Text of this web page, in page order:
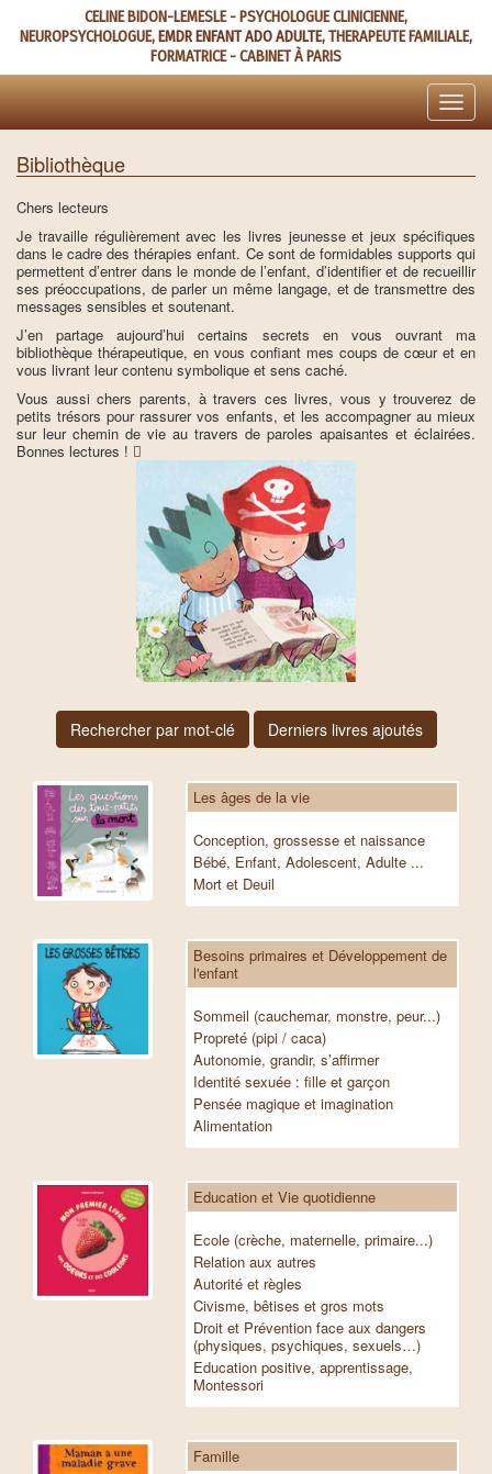
contenu
CELINE BIDON-LEMESLE - PSYCHOLOGUE CLINICIENNE,
NEUROPSYCHOLOGUE,EMDR ENFANT ADO ADULTE, THERAPEUTE FAMILIALE,
FORMATRICE - CABINET À PARIS
Toggle
Bibliothèque
Chers lecteurs
Je travaille régulièrement avec les livres jeunesse et jeux spécifiques
dans le cadre des thérapies enfant. Ce sont de formidables supports qui
permettent d’entrer dans le monde de l’enfant, d’identifier et de recueillir
ses préoccupations, de parler un même langage, et de transmettre des
messages sensibles et soutenant.
J’en partage aujourd’hui certains secrets en vous ouvrant ma
bibliothèque thérapeutique, en vous confiant mes coups de cœur et en
vous livrant leur contenu symbolique et sens caché.
Vous aussi chers parents, à travers ces livres, vous y trouverez de
petits trésors pour rassurer vos enfants, et les accompagner au mieux
sur leur chemin de vie au travers de paroles apaisantes et éclairées.
Bonnes lectures ! 
Rechercher par mot-clé Derniers livres ajoutés
Les âges de la vie
Conception, grossesse et naissance
Bébé, Enfant, Adolescent, Adulte ...
Mort et Deuil
Besoins primaires et Développement de
l'enfant
Sommeil (cauchemar, monstre, peur...)
Propreté (pipi / caca)
Autonomie, grandir, s’affirmer
Identité sexuée : fille et garçon
Pensée magique et imagination
Alimentation
Education et Vie quotidienne
Ecole (crèche, maternelle, primaire...)
Relation aux autres
Autorité et règles
Civisme, bêtises et gros mots
Droit et Prévention face aux dangers
(physiques, psychiques, sexuels…)
Education positive, apprentissage,
Montessori
Famille